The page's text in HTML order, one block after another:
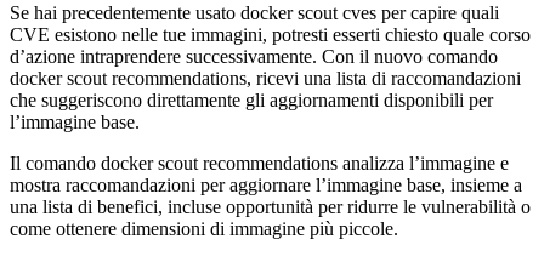
Se hai precedentemente usato docker scout cves per capire quali
CVE esistono nelle tue immagini, potresti esserti chiesto quale corso
d’azione intraprendere successivamente. Con il nuovo comando
docker scout recommendations, ricevi una lista di raccomandazioni
che suggeriscono direttamente gli aggiornamenti disponibili per
l’immagine base.
Il comando docker scout recommendations analizza l’immagine e
mostra raccomandazioni per aggiornare l’immagine base, insieme a
una lista di benefici, incluse opportunità per ridurre le vulnerabilità o
come ottenere dimensioni di immagine più piccole.